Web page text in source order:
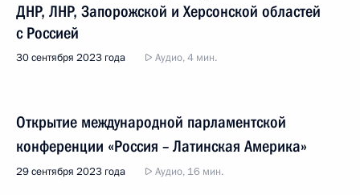
ДНР, ЛНР, Запорожской и Херсонской областей
с Россией
30 сентября 2023 года Аудио, 4 мин.
Открытие международной парламентской
конференции «Россия – Латинская Америка»
29 сентября 2023 года Аудио, 16 мин.